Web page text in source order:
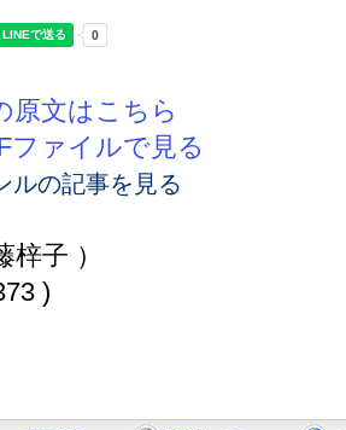
原文はこちら
ファイルで見る
の記事を見る
梓子 ）
)